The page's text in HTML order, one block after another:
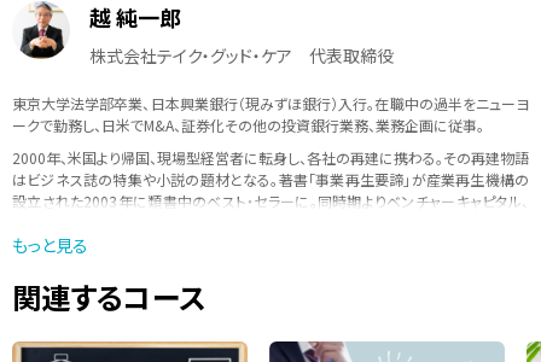
越 純一郎
株式会社テイク・グッド・ケア 代表取締役
東京大学法学部卒業、日本興業銀行（現みずほ銀行）入行。在職中の過半をニューヨ
ークで勤務し、日米でM&A、証券化その他の投資銀行業務、業務企画に従事。
2000年、米国より帰国、現場型経営者に転身し、各社の再建に携わる｡その再建物語
はビジネス誌の特集や小説の題材となる。著書「事業再生要諦」が産業再生機構の
設立された2003年に類書中のベスト・セラーに。同時期よりベンチャーキャピタル、
業の顧問・役員を歴任。
もっと見る
関連するコース